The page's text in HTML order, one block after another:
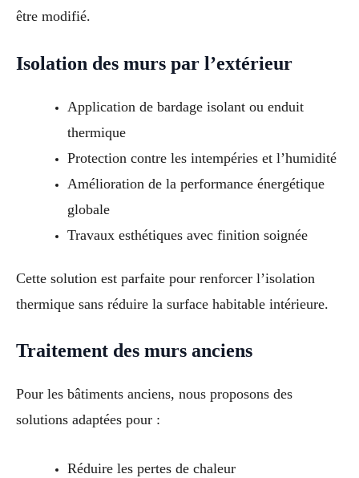
être modifié.
Isolation des murs par l’extérieur
Application de bardage isolant ou enduit
thermique
Protection contre les intempéries et l’humidité
Amélioration de la performance énergétique
globale
Travaux esthétiques avec finition soignée
Cette solution est parfaite pour renforcer l’isolation
thermique sans réduire la surface habitable intérieure.
Traitement des murs anciens
Pour les bâtiments anciens, nous proposons des
solutions adaptées pour :
Réduire les pertes de chaleur